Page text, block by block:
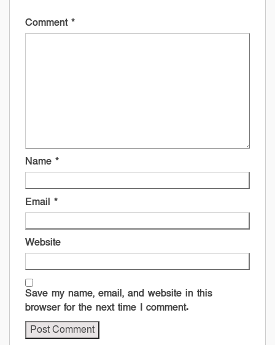
Comment *
Name *
Email *
Website
Save my name, email, and website in this
browser for the next time I comment.